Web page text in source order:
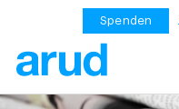
Spenden